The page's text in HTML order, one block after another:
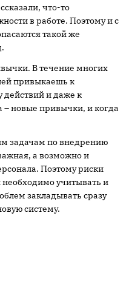
что-то
в работе. Поэтому и с
такой же
В течение многих
привыкаешь к
действий и даже к
– новые привычки, и когда
задачам по внедрению
а возможно и
Поэтому риски
необходимо учитывать и
закладывать сразу
систему.